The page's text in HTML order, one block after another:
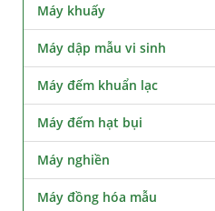
Máy khuấy
Máy dập mẫu vi sinh
Máy đếm khuẩn lạc
Máy đếm hạt bụi
Máy nghiền
Máy đồng hóa mẫu